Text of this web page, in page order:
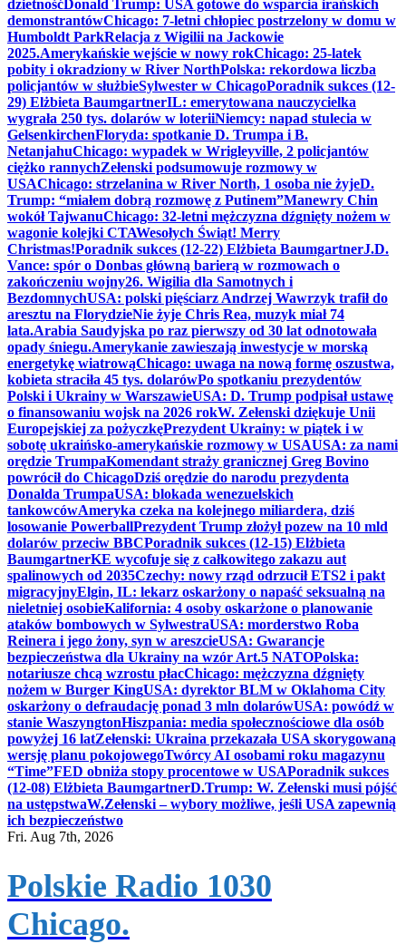
dzietnośćDonald Trump: USA gotowe do wsparcia irańskich
demonstrantówChicago: 7-letni chłopiec postrzelony w domu w
Humboldt ParkRelacja z Wigilii na Jackowie
2025.Amerykańskie wejście w nowy rokChicago: 25-latek
pobity i okradziony w River NorthPolska: rekordowa liczba
policjantów w służbieSylwester w ChicagoPoradnik sukces (12-
29) Elżbieta BaumgartnerIL: emerytowana nauczycielka
wygrała 250 tys. dolarów w loteriiNiemcy: napad stulecia w
GelsenkirchenFloryda: spotkanie D. Trumpa i B.
NetanjahuChicago: wypadek w Wrigleyville, 2 policjantów
ciężko rannychZełenski podsumowuje rozmowy w
USAChicago: strzelanina w River North, 1 osoba nie żyjeD.
Trump: “miałem dobrą rozmowę z Putinem”Manewry Chin
wokół TajwanuChicago: 32-letni mężczyzna dźgnięty nożem w
wagonie kolejki CTAWesołych Świąt! Merry
Christmas!Poradnik sukces (12-22) Elżbieta BaumgartnerJ.D.
Vance: spór o Donbas główną barierą w rozmowach o
zakończeniu wojny26. Wigilia dla Samotnych i
BezdomnychUSA: polski pięściarz Andrzej Wawrzyk trafił do
aresztu na FlorydzieNie żyje Chris Rea, muzyk miał 74
lata.Arabia Saudyjska po raz pierwszy od 30 lat odnotowała
opady śniegu.Amerykanie zawieszają inwestycje w morską
energetykę wiatrowąChicago: uwaga na nową formę oszustwa,
kobieta straciła 45 tys. dolarówPo spotkaniu prezydentów
Polski i Ukrainy w WarszawieUSA: D. Trump podpisał ustawę
o finansowaniu wojsk na 2026 rokW. Zełenski dziękuje Unii
Europejskiej za pożyczkęPrezydent Ukrainy: w piątek i w
sobotę ukraińsko-amerykańskie rozmowy w USAUSA: za nami
orędzie TrumpaKomendant straży granicznej Greg Bovino
powrócił do ChicagoDziś orędzie do narodu prezydenta
Donalda TrumpaUSA: blokada wenezuelskich
tankowcówAmeryka czeka na kolejnego miliardera, dziś
losowanie PowerballPrezydent Trump złożył pozew na 10 mld
dolarów przeciw BBCPoradnik sukces (12-15) Elżbieta
BaumgartnerKE wycofuje się z całkowitego zakazu aut
spalinowych od 2035Czechy: nowy rząd odrzucił ETS2 i pakt
migracyjnyElgin, IL: lekarz oskarżony o napaść seksualną na
nieletniej osobieKalifornia: 4 osoby oskarżone o planowanie
ataków bombowych w SylwestraUSA: morderstwo Roba
Reinera i jego żony, syn w areszcieUSA: Gwarancje
bezpieczeństwa dla Ukrainy na wzór Art.5 NATOPolska:
notariusze chcą wzrostu płacChicago: mężczyzna dźgnięty
nożem w Burger KingUSA: dyrektor BLM w Oklahoma City
oskarżony o defraudację ponad 3 mln dolarówUSA: powódź w
stanie WaszyngtonHiszpania: media społecznościowe dla osób
powyżej 16 latZełenski: Ukraina przekazała USA skorygowaną
wersję planu pokojowegoTwórcy AI osobami roku magazynu
“Time”FED obniża stopy procentowe w USAPoradnik sukces
(12-08) Elżbieta BaumgartnerD.Trump: W. Zełenski musi pójść
na ustępstwaW.Zełenski – wybory możliwe, jeśli USA zapewnią
ich bezpieczeństwo
Fri. Aug 7th, 2026
Polskie Radio 1030
Chicago.